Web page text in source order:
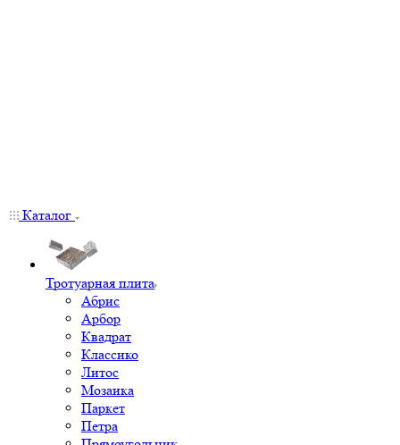
Каталог
Тротуарная плита
Абрис
Арбор
Квадрат
Классико
Литос
Мозаика
Паркет
Петра